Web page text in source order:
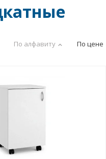
По алфавиту По цене